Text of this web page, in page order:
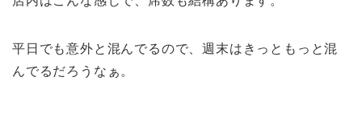
平日でも意外と混んでるので、週末はきっともっと混
んでるだろうなぁ。